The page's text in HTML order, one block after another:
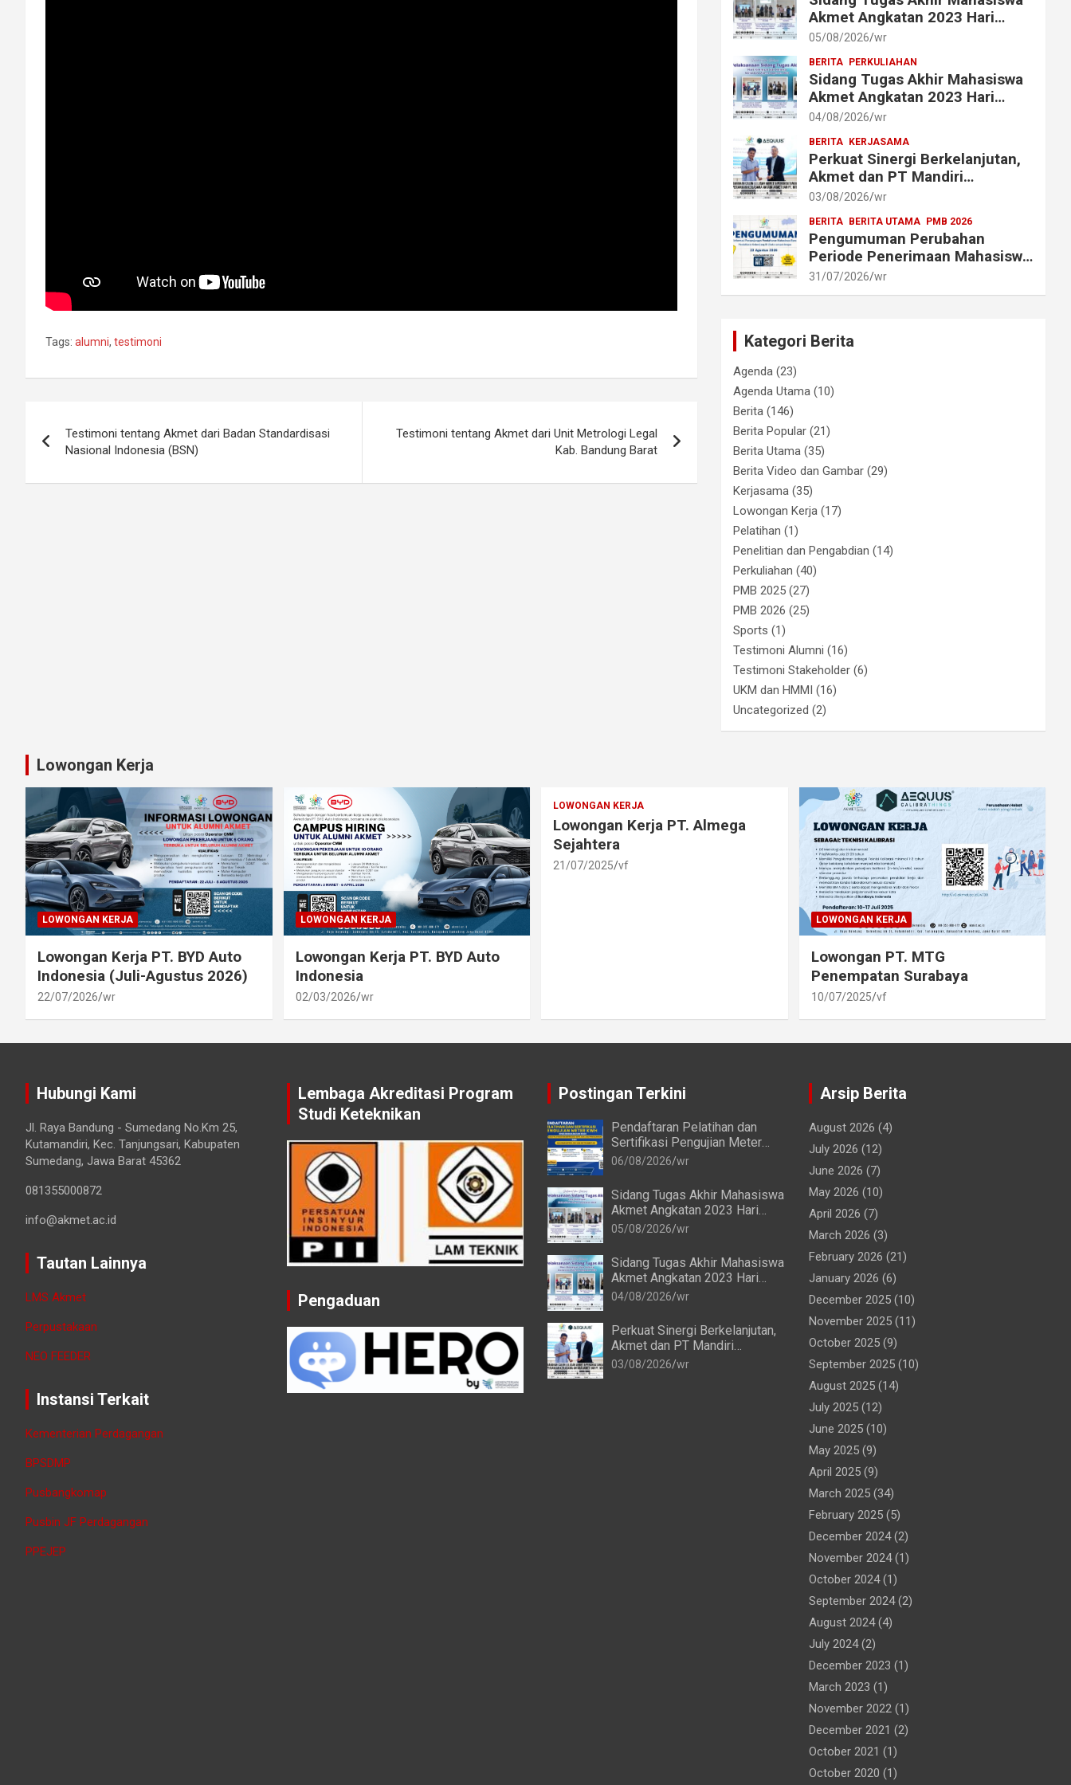
Tags: alumni, testimoni
navigation
Testimoni tentang Akmet dari Badan Standardisasi
Nasional Indonesia (BSN)
Testimoni tentang Akmet dari Unit Metrologi Legal
Kab. Bandung Barat
Akmet Angkatan 2023 Hari
Keenam Berlangsung Lancar
05/08/2026 wr
BERITA PERKULIAHAN
Sidang Tugas Akhir Mahasiswa
Akmet Angkatan 2023 Hari
Keempat dan Kelima
04/08/2026 wr
BERITA KERJASAMA
Perkuat Sinergi Berkelanjutan,
Akmet dan PT Mandiri
Transforma Global (MTG)
Kerja Sama
03/08/2026 wr
BERITA BERITA UTAMA PMB 2026
Pengumuman Perubahan
Periode Penerimaan Mahasiswa
Baru Akademi Metrologi dan
Instrumentasi Tahun 2026
31/07/2026 wr
Kategori Berita
Agenda (23)
Agenda Utama (10)
Berita (146)
Berita Popular (21)
Berita Utama (35)
Berita Video dan Gambar (29)
Kerjasama (35)
Lowongan Kerja (17)
Pelatihan (1)
Penelitian dan Pengabdian (14)
Perkuliahan (40)
PMB 2025 (27)
PMB 2026 (25)
Sports (1)
Testimoni Alumni (16)
Testimoni Stakeholder (6)
UKM dan HMMI (16)
Uncategorized (2)
Lowongan Kerja
LOWONGAN KERJA
Lowongan Kerja PT. BYD Auto
Indonesia (Juli-Agustus 2026)
22/07/2026 wr
LOWONGAN KERJA
Lowongan Kerja PT. BYD Auto
Indonesia
02/03/2026 wr
LOWONGAN KERJA
Lowongan Kerja PT. Almega
Sejahtera
21/07/2025 vf
LOWONGAN KERJA
Lowongan PT. MTG
Penempatan Surabaya
10/07/2025 vf
Hubungi Kami
Jl. Raya Bandung - Sumedang No.Km 25,
Kutamandiri, Kec. Tanjungsari, Kabupaten
Sumedang, Jawa Barat 45362
081355000872
info@akmet.ac.id
Tautan Lainnya
LMS Akmet
Perpustakaan
NEO FEEDER
Instansi Terkait
Kementerian Perdagangan
BPSDMP
Pusbangkomap
Pusbin JF Perdagangan
PPEJEP
Lembaga Akreditasi Program
Studi Keteknikan
Pengaduan
Postingan Terkini
Pendaftaran Pelatihan dan
Sertifikasi Pengujian Meter
kWh bagi Mahasiswa dan
06/08/2026 wr
Sidang Tugas Akhir Mahasiswa
Akmet Angkatan 2023 Hari
Keenam Berlangsung Lancar
05/08/2026 wr
Sidang Tugas Akhir Mahasiswa
Akmet Angkatan 2023 Hari
Keempat dan Kelima
04/08/2026 wr
Perkuat Sinergi Berkelanjutan,
Akmet dan PT Mandiri
Transforma Global (MTG)
03/08/2026 wr
Arsip Berita
August 2026 (4)
July 2026 (12)
June 2026 (7)
May 2026 (10)
April 2026 (7)
March 2026 (3)
February 2026 (21)
January 2026 (6)
December 2025(10)
November 2025(11)
October 2025(9)
September 2025(10)
August 2025(14)
July 2025(12)
June 2025(10)
May 2025(9)
April 2025(9)
March 2025(34)
February 2025(5)
December 2024(2)
November 2024(1)
October 2024(1)
September 2024(2)
August 2024(4)
July 2024(2)
December 2023 (1)
March 2023 (1)
November 2022(1)
December 2021 (2)
October 2021 (1)
October 2020 (1)